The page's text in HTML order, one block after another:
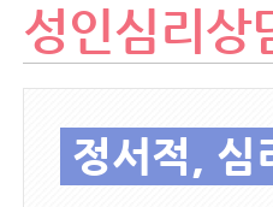
성인심리상
정서적, 심